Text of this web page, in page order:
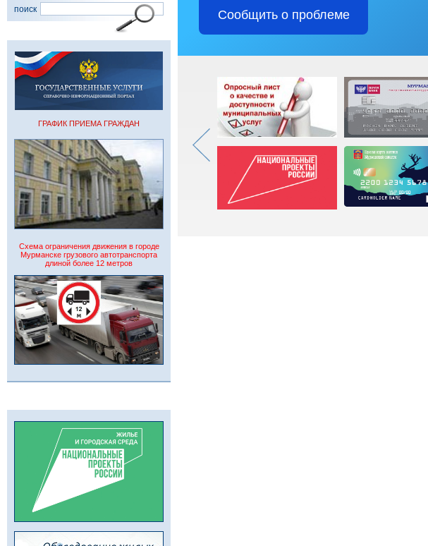
поиск
ГРАФИК ПРИЕМА ГРАЖДАН
Схема ограничения движения в городе
Мурманске грузового автотранспорта
длиной более 12 метров
Сообщить о проблеме